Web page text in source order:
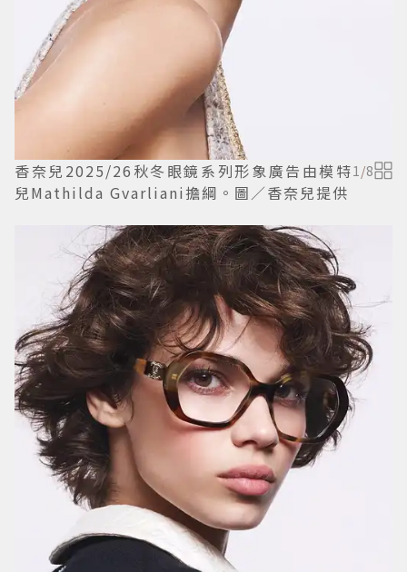
香奈兒2025/26秋冬眼鏡系列形象廣告由模特
兒Mathilda Gvarliani擔綱。圖／香奈兒提供
1 /8